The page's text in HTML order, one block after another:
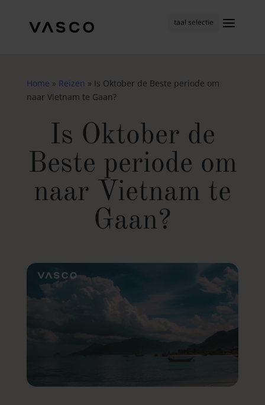
taal selectie
Home » Reizen » Is Oktober de Beste periode om
naar Vietnam te Gaan?
Is Oktober de
Beste periode om
naar Vietnam te
Gaan?